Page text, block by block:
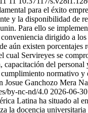
para el éxito
y la disponibilidad de
Para ello se
dirigido a
aún existen porcentajes
Servireyes se
del
normativo
Josue Ganchozo Mera
by-nc-nd/4.0 2026-06-30
Latina ha situado al
la docencia